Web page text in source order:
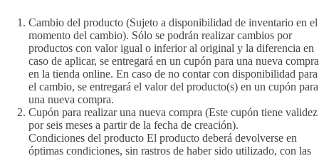
Cambio del producto (Sujeto a disponibilidad de inventario en el
momento del cambio). Sólo se podrán realizar cambios por
productos con valor igual o inferior al original y la diferencia en
caso de aplicar, se entregará en un cupón para una nueva compra
en la tienda online. En caso de no contar con disponibilidad para
el cambio, se entregará el valor del producto(s) en un cupón para
una nueva compra.
Cupón para realizar una nueva compra (Este cupón tiene validez
por seis meses a partir de la fecha de creación).
Condiciones del producto El producto deberá devolverse en
óptimas condiciones, sin rastros de haber sido utilizado, con las